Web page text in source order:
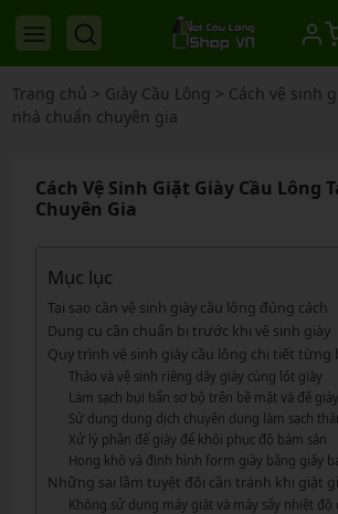
Trang chủ > Giày Cầu Lông > Cách vệ sinh
nhà chuẩn chuyên gia
Cách Vệ Sinh Giặt Giày Cầu Lông
Chuyên Gia
Mục lục
Tại sao cần vệ sinh giày cầu lông đúng cách
Dụng cụ cần chuẩn bị trước khi vệ sinh giày
Quy trình vệ sinh giày cầu lông chi tiết từng
Tháo và vệ sinh riêng dây giày cùng lót giày
Làm sạch bụi bẩn sơ bộ trên bề mặt và đế giày
Sử dụng dung dịch chuyên dụng làm sạch
Xử lý phần đế giày để khôi phục độ bám sân
Hong khô và định hình form giày bằng giấy
Những sai lầm tuyệt đối cần tránh khi giặt
Không sử dụng máy giặt và máy sấy nhiệt độ